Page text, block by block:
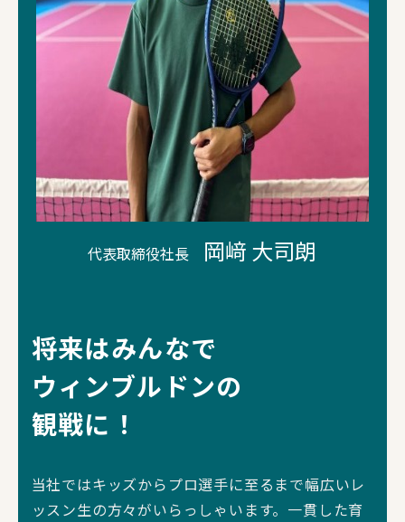
代表取締役社長 岡﨑 大司朗
将来はみんなで
ウィンブルドンの
観戦に！
当社ではキッズからプロ選手に至るまで幅広いレ
ッスン生の方々がいらっしゃいます。一貫した育